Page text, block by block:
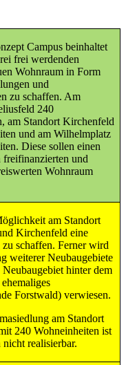
Campus beinhaltet
frei werdenden
Wohnraum in Form
und
zu schaffen. Am
240
am Standort Kirchenfeld
und am Wilhelmplatz
Diese sollen einen
und
Wohnraum
am Standort
Kirchenfeld eine
schaffen. Ferner wird
weiterer Neubaugebiete
hinter dem
Forstwald) verwiesen.
am Standort
240 Wohneinheiten ist
realisierbar.